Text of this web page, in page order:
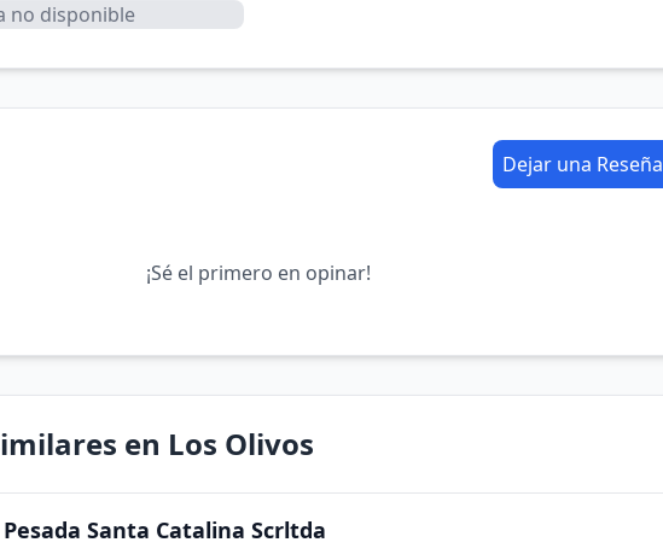
no disponible
Dejar una Reseña
¡Sé el primero en opinar!
en Los Olivos
Santa Catalina Scrltda